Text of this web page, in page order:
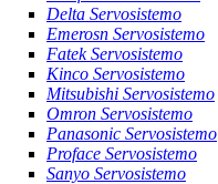
Delta Servosistemo
Emerosn Servosistemo
Fatek Servosistemo
Kinco Servosistemo
Mitsubishi Servosistemo
Omron Servosistemo
Panasonic Servosistemo
Proface Servosistemo
Sanyo Servosistemo